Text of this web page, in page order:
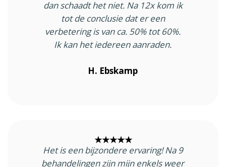
dan schaadt het niet. Na 12x kom ik
tot de conclusie dat er een
verbetering is van ca. 50% tot 60%.
Ik kan het iedereen aanraden.
H. Ebskamp
★★★★★
Het is een bijzondere ervaring! Na 9
behandelingen zijn mijn enkels weer